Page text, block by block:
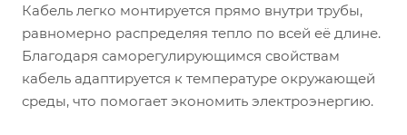
Кабель легко монтируется прямо внутри трубы,
равномерно распределяя тепло по всей её длине.
Благодаря саморегулирующимся свойствам
кабель адаптируется к температуре окружающей
среды, что помогает экономить электроэнергию.